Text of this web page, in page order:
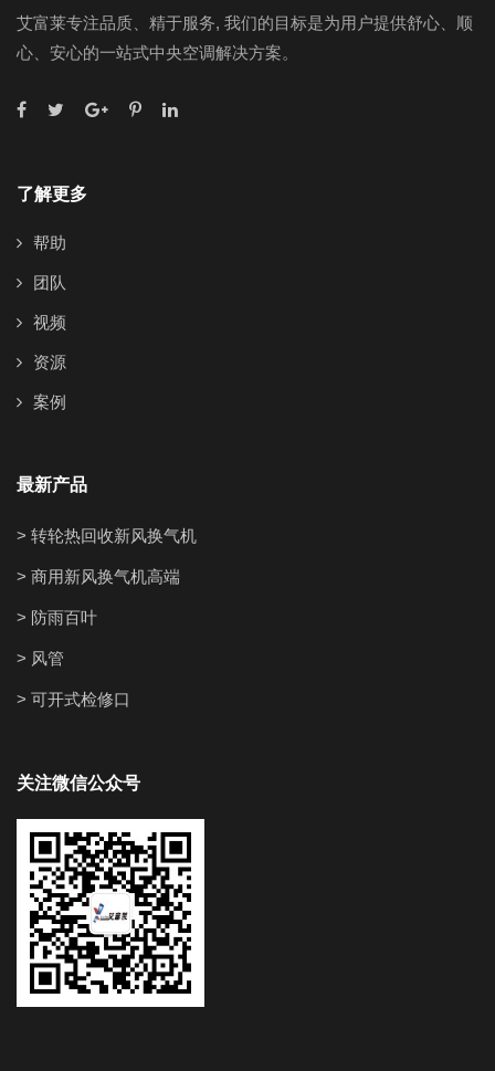
艾富莱专注品质、精于服务, 我们的目标是为用户提供舒心、顺
心、安心的一站式中央空调解决方案。
了解更多
帮助
团队
视频
资源
案例
最新产品
> 转轮热回收新风换气机
> 商用新风换气机高端
> 防雨百叶
> 风管
> 可开式检修口
关注微信公众号